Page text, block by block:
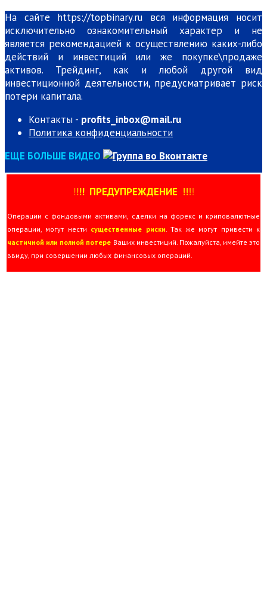
На сайте https://topbinary.ru вся информация носит
исключительно ознакомительный характер и не
является рекомендацией к осуществлению каких-либо
действий и инвестиций или же покупке\продаже
активов. Трейдинг, как и любой другой вид
инвестиционной деятельности, предусматривает риск
потери капитала.
Контакты - profits_inbox@mail.ru
Политика конфиденциальности
ЕЩЕ БОЛЬШЕ ВИДЕО
!!!! ПРЕДУПРЕЖДЕНИЕ !!!!
Операции с фондовыми активами, сделки на форекс и криповалютные
операции, могут нести существенные риски . Так же могут привести к
частичной или полной потере Ваших инвестиций. Пожалуйста, имейте это
ввиду, при совершении любых финансовых операций.